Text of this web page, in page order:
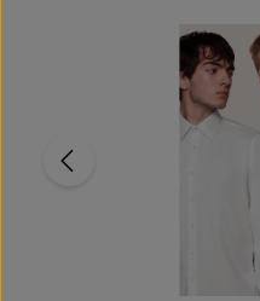
Bildergalerie überspringen